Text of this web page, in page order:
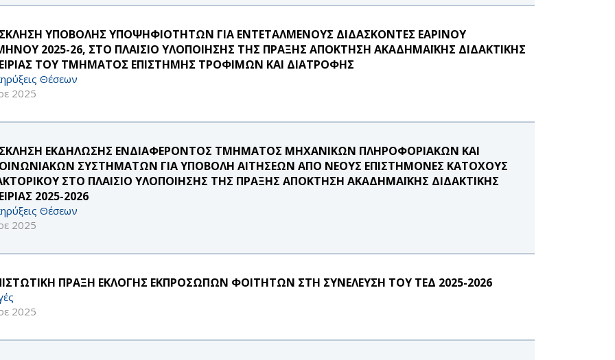
ΥΠΟΒΟΛΗΣ ΥΠΟΨΗΦΙΟΤΗΤΩΝ ΓΙΑ ΕΝΤΕΤΑΛΜΕΝΟΥΣ ΔΙΔΑΣΚΟΝΤΕΣ ΕΑΡΙΝΟΥ
2025-26, ΣΤΟ ΠΛΑΙΣΙΟ ΥΛΟΠΟΙΗΣΗΣ ΤΗΣ ΠΡΑΞΗΣ ΑΠΟΚΤΗΣΗ ΑΚΑΔΗΜΑΪΚΗΣ ΔΙΔΑΚΤΙΚΗΣ
ΤΟΥ ΤΜΗΜΑΤΟΣ ΕΠΙΣΤΗΜΗΣ ΤΡΟΦΙΜΩΝ ΚΑΙ ΔΙΑΤΡΟΦΗΣ
Θέσεων
2025
ΕΚΔΗΛΩΣΗΣ ΕΝΔΙΑΦΕΡΟΝΤΟΣ ΤΜΗΜΑΤΟΣ ΜΗΧΑΝΙΚΩΝ ΠΛΗΡΟΦΟΡΙΑΚΩΝ ΚΑΙ
ΣΥΣΤΗΜΑΤΩΝ ΓΙΑ ΥΠΟΒΟΛΗ ΑΙΤΗΣΕΩΝ ΑΠΟ ΝΕΟΥΣ ΕΠΙΣΤΗΜΟΝΕΣ ΚΑΤΟΧΟΥΣ
ΣΤΟ ΠΛΑΙΣΙΟ ΥΛΟΠΟΙΗΣΗΣ ΤΗΣ ΠΡΑΞΗΣ ΑΠΟΚΤΗΣΗ ΑΚΑΔΗΜΑΪΚΗΣ ΔΙΔΑΚΤΙΚΗΣ
2025-2026
Θέσεων
2025
ΠΡΑΞΗ ΕΚΛΟΓΗΣ ΕΚΠΡΟΣΩΠΩΝ ΦΟΙΤΗΤΩΝ ΣΤΗ ΣΥΝΕΛΕΥΣΗ ΤΟΥ ΤΕΔ 2025-2026
2025